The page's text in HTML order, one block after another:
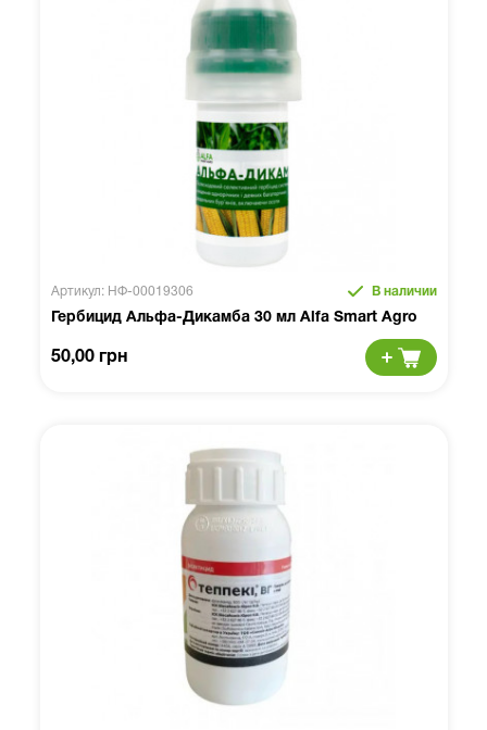
Артикул: НФ-00019306 В наличии
Гербицид Альфа-Дикамба 30 мл Alfa Smart Agro
50,00 грн